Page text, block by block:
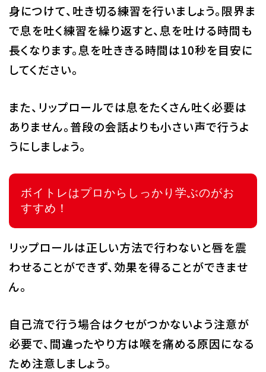
身につけて、吐き切る練習を行いましょう。限界ま
で息を吐く練習を繰り返すと、息を吐ける時間も
長くなります。息を吐ききる時間は10秒を目安に
してください。
また、リップロールでは息をたくさん吐く必要は
ありません。普段の会話よりも小さい声で行うよ
うにしましょう。
ボイトレはプロからしっかり学ぶのがお
すすめ！
リップロールは正しい方法で行わないと唇を震
わせることができず、効果を得ることができませ
ん。
自己流で行う場合はクセがつかないよう注意が
必要で、間違ったやり方は喉を痛める原因になる
ため注意しましょう。